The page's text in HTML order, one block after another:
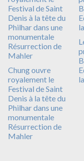
Chung ouvre
royalement le
Festival de Saint
Denis à la tête du
Philhar dans une
monumentale
Résurrection de
Mahler